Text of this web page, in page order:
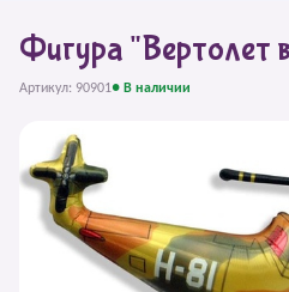
Фигура "Вертолет
Артикул: 90901● В наличии